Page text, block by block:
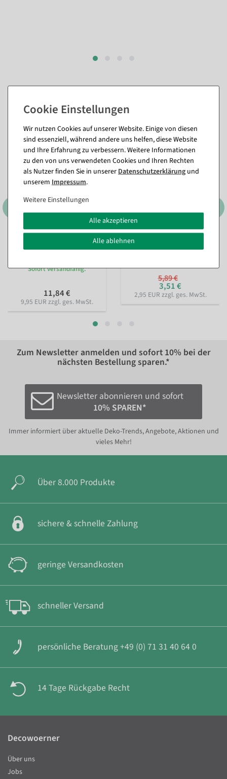
Passende Artikel zu diesem Produkt
(8)
Nachhaltiges Geschenkband
Lieblingsmensch 15mm, 18
Sofort versandfähig.
11,84 €
9,95 EUR zzgl. ges. MwSt.
Perlenkette rot 1000 cm
5,89 €
3,51 €
2,95 EUR zzgl. ges. MwSt.
Zum Newsletter anmelden und sofort 10% bei der
nächsten Bestellung sparen.*
Newsletter abonnieren und sofort
10% SPAREN*
Immer informiert über aktuelle Deko-Trends, Angebote, Aktionen und
vieles Mehr!
Über 8.000 Produkte
sichere & schnelle Zahlung
geringe Versandkosten
schneller Versand
persönliche Beratung +49 (0) 71 31 40 64 0
14 Tage Rückgabe Recht
Wir nutzen Cookies auf unserer Website. Einige von diesen
sind essenziell, während andere uns helfen, diese Website
und Ihre Erfahrung zu verbessern. Weitere Informationen
zu den von uns verwendeten Cookies und Ihren Rechten
als Nutzer finden Sie in unsererDaten­schutz­erklärung und
unserem Impressum.
Weitere Einstellungen
Alle akzeptieren
Alle ablehnen
Decowoerner
Über uns
Jobs